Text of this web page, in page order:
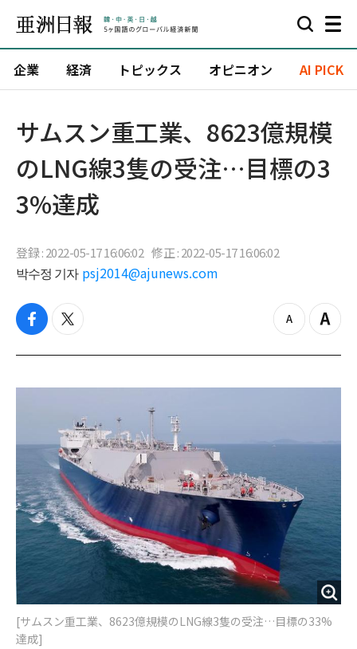
企業 経済 トピックス オピニオン AI PICK
サムスン重工業、8623億規模
のLNG線3隻の受注…目標の3
3%達成
登録 : 2022-05-17 16:06:02 修正 : 2022-05-17 16:06:02
박수정 기자 psj2014@ajunews.com
f
c
b
t
i
t
z
o
o
Z
o
i
[サムスン重工業、8623億規模のLNG線3隻の受注…目標の33%
達成]